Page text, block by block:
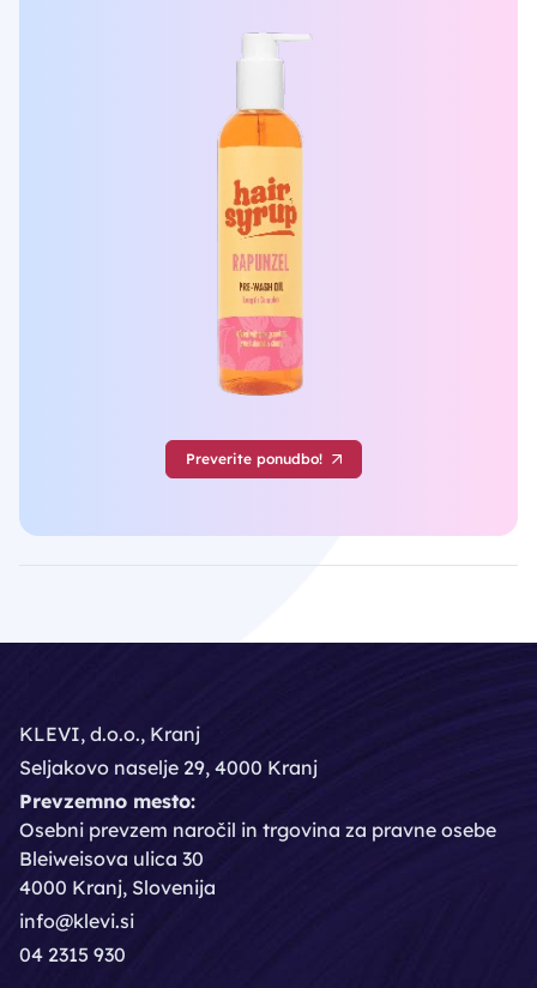
Preverite ponudbo!
KLEVI, d.o.o., Kranj
Seljakovo naselje 29, 4000 Kranj
Prevzemno mesto:
Osebni prevzem naročil in trgovina za pravne osebe
Bleiweisova ulica 30
4000 Kranj, Slovenija
info@klevi.si
04 2315 930